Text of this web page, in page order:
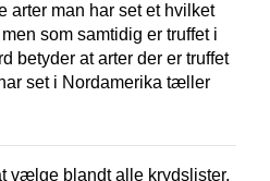
arter man har set et hvilket
som samtidig er truffet i
betyder at arter der er truffet
set i Nordamerika tæller
vælge blandt alle krydslister,